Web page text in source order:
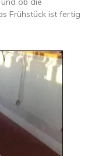
Frühstück ist fertig